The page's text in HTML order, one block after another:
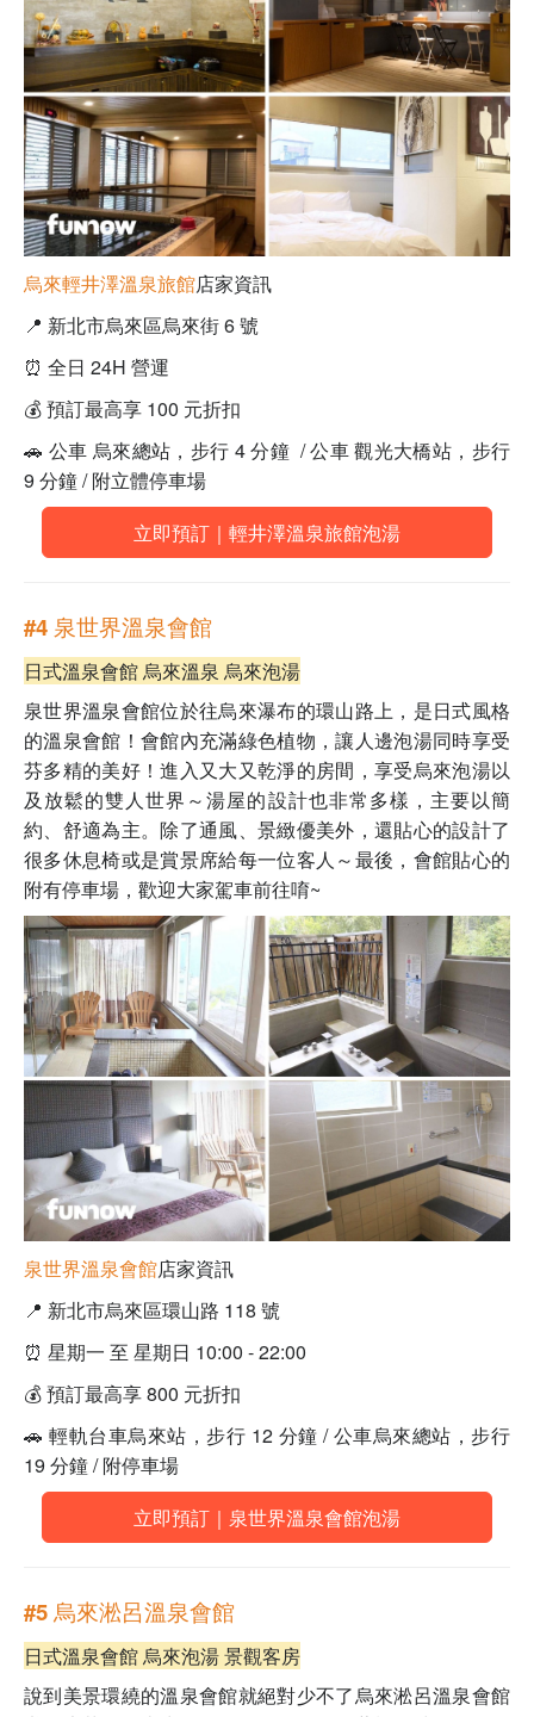
烏來輕井澤溫泉旅館店家資訊
📍 新北市烏來區烏來街 6 號
⏰ 全日 24H 營運
💰預訂最高享 100 元折扣
🚗 公車 烏來總站，步行 4 分鐘 / 公車 觀光大橋站，步行
9 分鐘 / 附立體停車場
立即預訂｜輕井澤溫泉旅館泡湯
#4 泉世界溫泉會館
日式溫泉會館 烏來溫泉 烏來泡湯
泉世界溫泉會館位於往烏來瀑布的環山路上，是日式風格
的溫泉會館！會館內充滿綠色植物，讓人邊泡湯同時享受
芬多精的美好！進入又大又乾淨的房間，享受烏來泡湯以
及放鬆的雙人世界 ～湯屋的設計也非常多樣，主要以簡
約、舒適為主。除了通風、景緻優美外，還貼心的設計了
很多休息椅或是賞景席給每一位客人～最後，會館貼心的
附有停車場，歡迎大家駕車前往唷~
泉世界溫泉會館店家資訊
📍 新北市烏來區環山路 118 號
⏰ 星期一 至 星期日 10:00 - 22:00
💰 預訂最高享 800 元折扣
🚗 輕軌台車烏來站，步行 12 分鐘 / 公車烏來總站，步行
19 分鐘 / 附停車場
立即預訂｜泉世界溫泉會館泡湯
#5 烏來淞呂溫泉會館
日式溫泉會館 烏來泡湯 景觀客房
說到美景環繞的溫泉會館就絕對少不了烏來淞呂溫泉會館